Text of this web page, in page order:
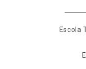
Escola